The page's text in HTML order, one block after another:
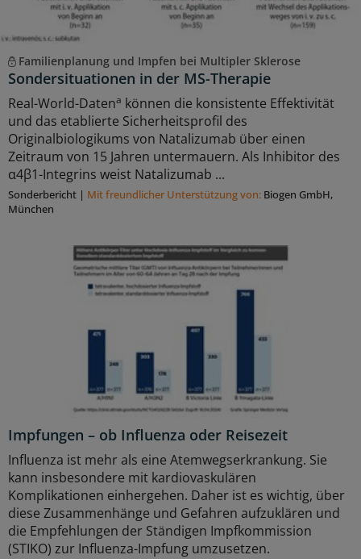
Familienplanung und Impfen bei Multipler Sklerose
Sondersituationen in der MS-Therapie
Real-World-Datena können die konsistente Effektivität
und das etablierte Sicherheitsprofil des
Originalbiologikums von Natalizumab über einen
Zeitraum von 15 Jahren untermauern. Als Inhibitor des
α4β1-Integrins weist Natalizumab ...
Sonderbericht | Mit freundlicher Unterstützung von: Biogen GmbH,
München
Impfungen – ob Influenza oder Reisezeit
Influenza ist mehr als eine Atemwegserkrankung. Sie
kann insbesondere mit kardiovaskulären
Komplikationen einhergehen. Daher ist es wichtig, über
diese Zusammenhänge und Gefahren aufzuklären und
die Empfehlungen der Ständigen Impfkommission
(STIKO) zur Influenza-Impfung umzusetzen.